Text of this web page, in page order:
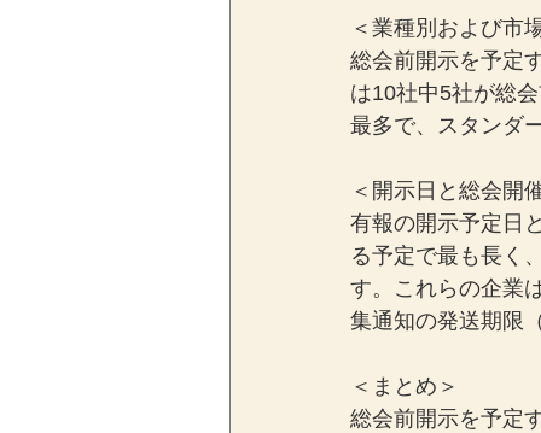
＜業種別および市
総会前開示を予定
は10社中5社が総
最多で、スタンダ
＜開示日と総会開
有報の開示予定日
る予定で最も長く
す。これらの企業
集通知の発送期限
＜まとめ＞
総会前開示を予定